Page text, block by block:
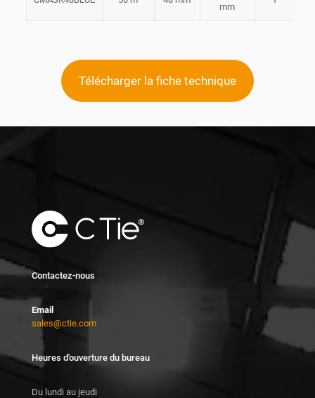
mm
Télécharger la fiche technique
Contactez-nous
Email
sales@ctie.com
Heures d'ouverture du bureau
Du lundi au jeudi